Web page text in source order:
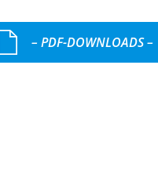
– PDF-DOWNLOADS –